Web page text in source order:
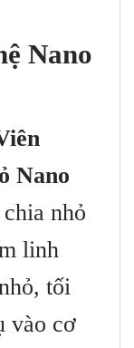
Nano
Nano
nhỏ
linh
tối
vào cơ